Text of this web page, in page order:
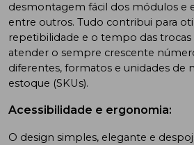
desmontagem fácil dos módulos e
entre outros. Tudo contribui para
repetibilidade e o tempo das
atender o sempre crescente
diferentes, formatos e unidades de
estoque (SKUs).
Acessibilidade e ergonomia:
O design simples, elegante e